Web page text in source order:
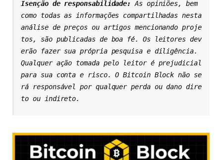
Isenção de responsabilidade: As opiniões, bem
como todas as informações compartilhadas nesta
análise de preços ou artigos mencionando proje
tos, são publicadas de boa fé. Os leitores dev
erão fazer sua própria pesquisa e diligência.
Qualquer ação tomada pelo leitor é prejudicial
para sua conta e risco. O Bitcoin Block não se
rá responsável por qualquer perda ou dano dire
to ou indireto.